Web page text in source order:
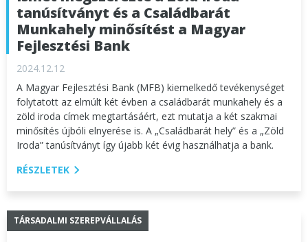
tanúsítványt és a Családbarát
Munkahely minősítést a Magyar
Fejlesztési Bank
2024.12.12
A Magyar Fejlesztési Bank (MFB) kiemelkedő tevékenységet
folytatott az elmúlt két évben a családbarát munkahely és a
zöld iroda címek megtartásáért, ezt mutatja a két szakmai
minősítés újbóli elnyerése is. A „Családbarát hely” és a „Zöld
Iroda” tanúsítványt így újabb két évig használhatja a bank.
RÉSZLETEK
TÁRSADALMI SZEREPVÁLLALÁS